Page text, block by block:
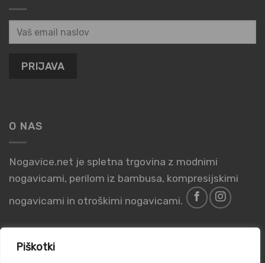
Piškotki
O NAS
Nogavice.net je spletna trgovina z modnimi
nogavicami, perilom iz bambusa, kompresijskimi
nogavicami in otroškimi nogavicami.